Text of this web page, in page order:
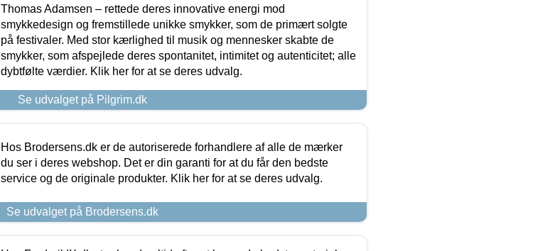
Thomas Adamsen – rettede deres innovative energi mod
smykkedesign og fremstillede unikke smykker, som de primært solgte
på festivaler. Med stor kærlighed til musik og mennesker skabte de
smykker, som afspejlede deres spontanitet, intimitet og autenticitet; alle
dybtfølte værdier. Klik her for at se deres udvalg.
Se udvalget på Pilgrim.dk
Hos Brodersens.dk er de autoriserede forhandlere af alle de mærker
du ser i deres webshop. Det er din garanti for at du får den bedste
service og de originale produkter. Klik her for at se deres udvalg.
Se udvalget på Brodersens.dk